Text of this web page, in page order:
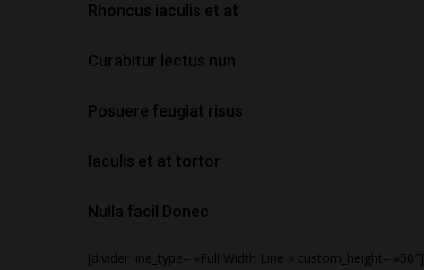
Rhoncus iaculis et at
Curabitur lectus nun
Posuere feugiat risus
Iaculis et at tortor
Nulla facil Donec
[divider line_type= »Full Width Line » custom_height= »50″]